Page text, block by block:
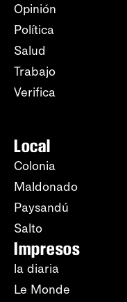
Opinión
Política
Salud
Trabajo
Verifica
Local
Colonia
Maldonado
Paysandú
Salto
Impresos
la diaria
Le Monde